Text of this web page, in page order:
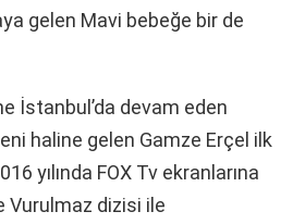
gelen Mavi bebeğe bir de
İstanbul’da devam eden
haline gelen Gamze Erçel ilk
yılında FOX Tv ekranlarına
Vurulmaz dizisi ile